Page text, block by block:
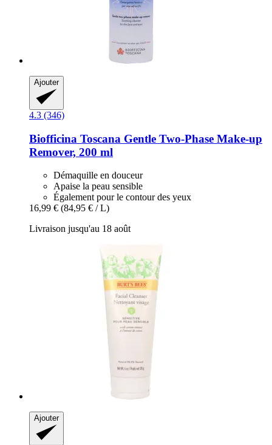
Ajouter
4.3 (346)
Biofficina Toscana Gentle Two-​Phase Make-​up
Remover, 200 ml
Démaquille en douceur
Apaise la peau sensible
Également pour le contour des yeux
16,99 € (84,95 € / L)
Livraison jusqu'au 18 août
Ajouter